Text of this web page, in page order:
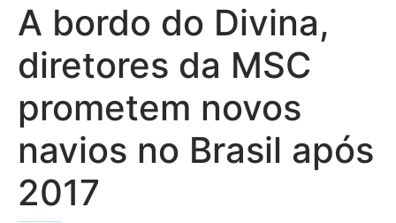
A bordo do Divina,
diretores da MSC
prometem novos
navios no Brasil após
2017